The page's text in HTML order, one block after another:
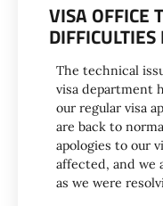
VISA OFFICE
The technical
visa department
our regular visa
are back to
apologies to our
affected, and we
as we were